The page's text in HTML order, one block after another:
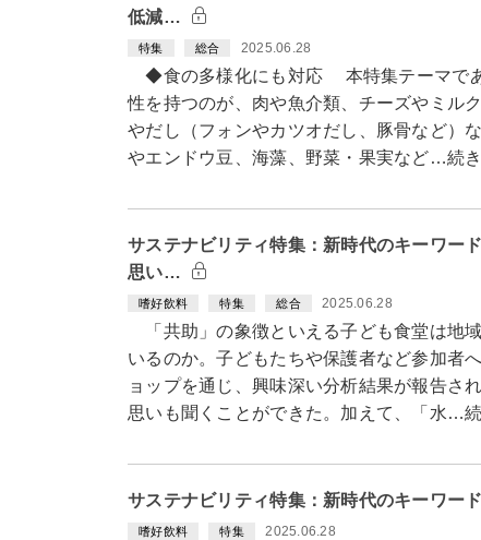
低減…
特集 総合 2025.06.28
◆食の多様化にも対応 本特集テーマであ
性を持つのが、肉や魚介類、チーズやミル
やだし（フォンやカツオだし、豚骨など）
やエンドウ豆、海藻、野菜・果実など…続
サステナビリティ特集：新時代のキーワ
思い…
嗜好飲料 特集 総合 2025.06.28
「共助」の象徴といえる子ども食堂は地
いるのか。子どもたちや保護者など参加者
ョップを通じ、興味深い分析結果が報告さ
思いも聞くことができた。加えて、「水…
サステナビリティ特集：新時代のキーワー
嗜好飲料 特集 2025.06.28